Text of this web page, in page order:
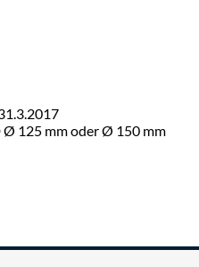
125 mm oder Ø 150 mm